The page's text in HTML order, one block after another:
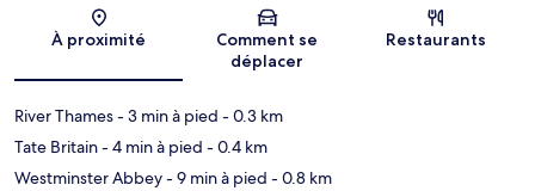
Carte
À proximité
Comment se
déplacer
Restaurants
River Thames- 3 min à pied - 0.3 km
Tate Britain- 4 min à pied - 0.4 km
Westminster Abbey- 9 min à pied - 0.8 km